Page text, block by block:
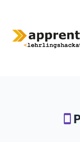
smartphone